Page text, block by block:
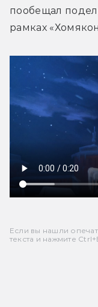
пообещал
рамках
Если вы нашли
текста и нажмите